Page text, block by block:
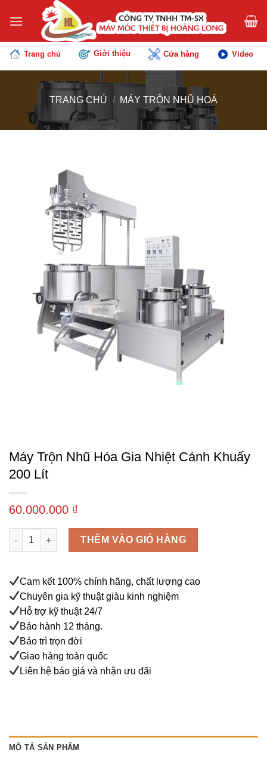
đến
dung Trang chủ Giới thiệu Cửa hàng Video
TRANG CHỦ / MÁY TRỘN NHŨ HOÁ
Máy Trộn Nhũ Hóa Gia Nhiệt Cánh Khuấy
200 Lít
60.000.000 ₫
Máy trộn nhũ hóa gia nhiệt cánh khuấy 200 Lít số lượng
THÊM VÀO GIỎ HÀNG
Cam kết 100% chính hãng, chất lượng cao
Chuyên gia kỹ thuật giàu kinh nghiệm
Hỗ trợ kỹ thuật 24/7
Bảo hành 12 tháng.
Bảo trì trọn đời
Giao hàng toàn quốc
Liên hệ báo giá và nhận ưu đãi
MÔ TẢ SẢN PHẨM